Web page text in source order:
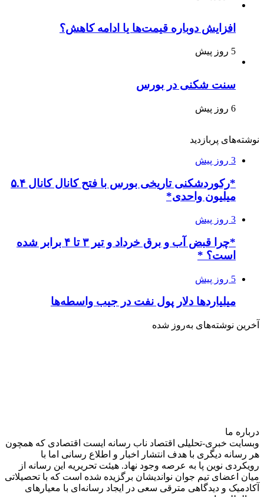
افزایش دوباره قیمت‌ها یا ادامه کاهش؟
5 روز پیش
سنت شکنی در بورس
6 روز پیش
نوشته‌های پربازدید
3 روز پیش
*رکوردشکنی تاریخی بورس با فتح کانال کانال ۵.۴
میلیون واحدی*
3 روز پیش
*چرا قبض آب و برق خرداد و تیر ۳ تا ۴ برابر شده
است؟ *
5 روز پیش
میلیاردها دلار پول نفت در جیب واسطه‌ها
آخرین نوشته‌های‌ به‌روز شده
درباره‌ ما
وبسایت خبری-تحلیلی اقتصاد ناب رسانه‌ ایست اقتصادی که همچون
هر رسانه دیگری با هدف انتشار اخبار و اطلاع رسانی اما با
رویکردی نوین پا به عرصه وجود نهاد. هیئت تحریریه این رسانه از
میان اعضای تیم جوان نواندیشان برگزیده شده است که با تحصیلاتی
آکادمیک و دیدگاهی‌ مترقی سعی در ایجاد رسانه‌ای با معیار‌های